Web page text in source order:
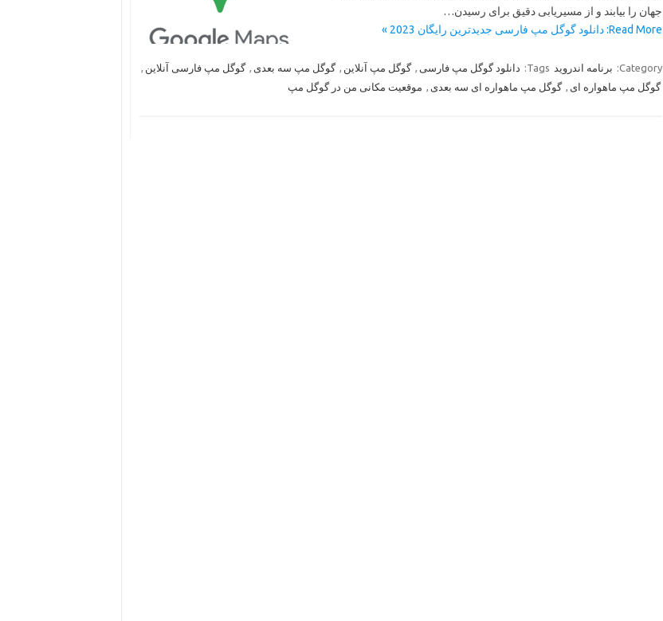
جهان را بیابند و از مسیریابی دقیق برای رسیدن…
Read More: دانلود گوگل مپ فارسی جدیدترین رایگان 2023 »
Category: برنامه اندروید Tags: دانلود گوگل مپ فارسی , گوگل مپ آنلاین , گوگل مپ سه بعدی , گوگل مپ فارسی آنلاین ,
گوگل مپ ماهواره ای , گوگل مپ ماهواره ای سه بعدی , موقعیت مکانی من در گوگل مپ